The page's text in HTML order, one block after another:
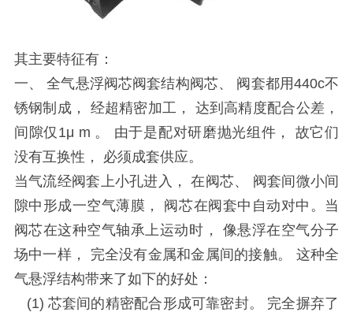
其主要特征有：
一、 全气悬浮阀芯阀套结构阀芯、 阀套都用440c不
锈钢制成， 经超精密加工， 达到高精度配合公差，
间隙仅 1μ m 。 由于是配对研磨抛光组件， 故它们
没有互换性， 必须成套供应。
当气流经阀套上小孔进入， 在阀芯、 阀套间微小间
隙中形成一空气薄膜， 阀芯在阀套中自动对中。当
阀芯在这种空气轴承上运动时， 像悬浮在空气分子
场中一样， 完全没有金属和金属间的接触。 这种全
气悬浮结构带来了如下的好处：
(1) 芯套间的精密配合形成可靠密封。 完全摒弃了